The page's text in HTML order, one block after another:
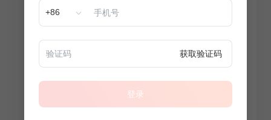
+86
获取验证码
登录